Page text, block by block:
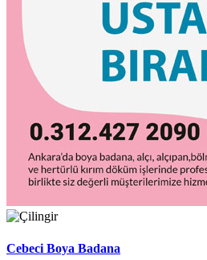
Cebeci Boya Badana